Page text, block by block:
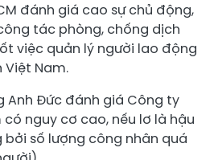
đánh giá cao sự chủ động,
tác phòng, chống dịch
việc quản lý người lao động
Việt Nam.
Anh Đức đánh giá Công ty
có nguy cơ cao, nếu lơ là hậu
số lượng công nhân quá